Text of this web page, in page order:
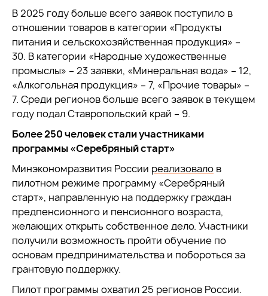
В 2025 году больше всего заявок поступило в
отношении товаров в категории «Продукты
питания и сельскохозяйственная продукция» –
30. В категории «Народные художественные
промыслы» – 23 заявки, «Минеральная вода» – 12,
«Алкогольная продукция» – 7, «Прочие товары» –
7. Среди регионов больше всего заявок в текущем
году подал Ставропольский край – 9.
Более 250 человек стали участниками
программы «Серебряный старт»
Минэкономразвития России реализовало в
пилотном режиме программу «Серебряный
старт», направленную на поддержку граждан
предпенсионного и пенсионного возраста,
желающих открыть собственное дело. Участники
получили возможность пройти обучение по
основам предпринимательства и побороться за
грантовую поддержку.
Пилот программы охватил 25 регионов России.